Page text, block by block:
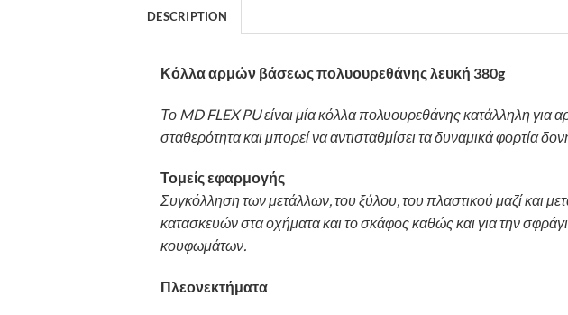
DESCRIPTION
Κόλλα αρμών βάσεως πολυουρεθάνης λευκή 380g
Το MD FLEX PU είναι μία κόλλα πολυουρεθάνης κατάλληλη για
σταθερότητα και μπορεί να αντισταθμίσει τα δυναμικά φορτία
Τομείς εφαρμογής
Συγκόλληση των μετάλλων, του ξύλου, του πλαστικού μαζί και
κατασκευών στα οχήματα και το σκάφος καθώς και για την
κουφωμάτων.
Πλεονεκτήματα